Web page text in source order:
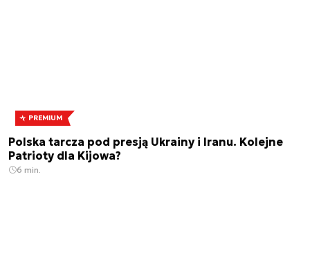
PREMIUM
Polska tarcza pod presją Ukrainy i Iranu. Kolejne
Patrioty dla Kijowa?
6 min.